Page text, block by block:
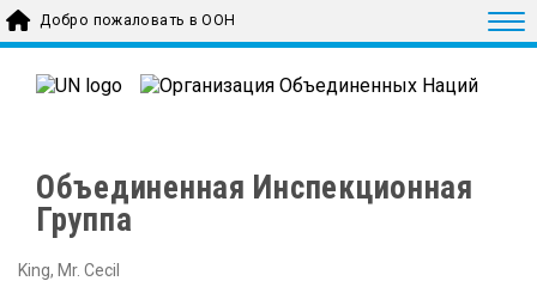
Skip to main content
Добро пожаловать в ООН
Объединенная Инспекционная
Группа
King, Mr. Cecil